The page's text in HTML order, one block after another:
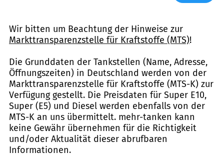
Wir bitten um Beachtung der Hinweise zur
Markttransparenzstelle für Kraftstoffe (MTS)!
Die Grunddaten der Tankstellen (Name, Adresse,
Öffnungszeiten) in Deutschland werden von der
Markttransparenzstelle für Kraftstoffe (MTS-K) zur
Verfügung gestellt. Die Preisdaten für Super E10,
Super (E5) und Diesel werden ebenfalls von der
MTS-K an uns übermittelt. mehr-tanken kann
keine Gewähr übernehmen für die Richtigkeit
und/oder Aktualität dieser abrufbaren
Informationen.